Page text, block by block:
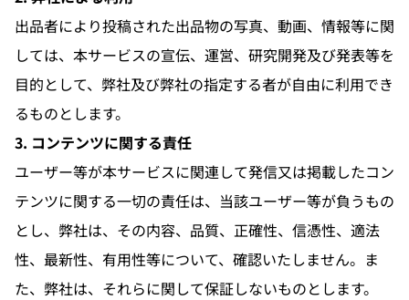
出品者により投稿された出品物の写真、動画、情報等に関
しては、本サービスの宣伝、運営、研究開発及び発表等を
目的として、弊社及び弊社の指定する者が自由に利用でき
るものとします。
3. コンテンツに関する責任
ユーザー等が本サービスに関連して発信又は掲載したコン
テンツに関する一切の責任は、当該ユーザー等が負うもの
とし、弊社は、その内容、品質、正確性、信憑性、適法
性、最新性、有用性等について、確認いたしません。ま
た、弊社は、それらに関して保証しないものとします。